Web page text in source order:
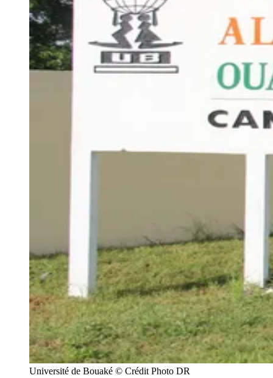
Université de Bouaké © Crédit Photo DR